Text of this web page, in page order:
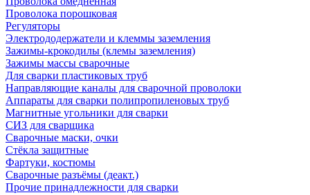
Проволока порошковая
Регуляторы
Электрододержатели и клеммы заземления
Зажимы-крокодилы (клемы заземления)
Зажимы массы сварочные
Для сварки пластиковых труб
Направляющие каналы для сварочной проволоки
Аппараты для сварки полипропиленовых труб
Магнитные угольники для сварки
СИЗ для сварщика
Сварочные маски, очки
Стёкла защитные
Фартуки, костюмы
Сварочные разъёмы (деакт.)
Прочие принадлежности для сварки